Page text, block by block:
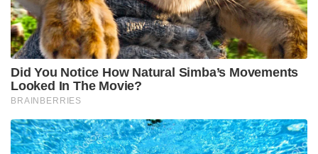
परिधान निर्यात संवर्धन परिषद (एईपीसी) के अध्यक्ष नरेंद्र
गोयनका ने जर्मनी में मंदी के कारण भारत में ऑर्डर प्रवाह को
प्रभावित करने के बारे में चिंता जताई। उन्होंने भविष्यवाणी की
कि व्यापार में कम से कम 10 प्रतिशत की गिरावट आएगी,
जिससे जर्मनी से निवेश प्रवाह पर निश्चित प्रभाव पड़ेगा।
हालाँकि, सराफ ने उल्लेख किया कि भारत में जर्मन निवेश